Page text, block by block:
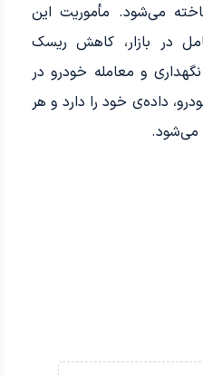
می‌شود. مأموریت این
در بازار، کاهش ریسک
و معامله خودرو در
داده‌ی خود را دارد و هر
می‌شود.